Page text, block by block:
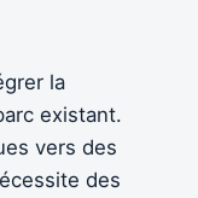
la
existant.
vers des
des